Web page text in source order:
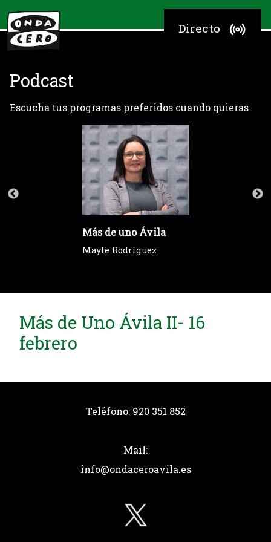
Directo
Podcast
Escucha tus programas preferidos cuando quieras
Más de uno Ávila
Mayte Rodríguez
Más de Uno Ávila II- 16
febrero
Teléfono: 920 351 852
Mail:
info@ondaceroavila.es